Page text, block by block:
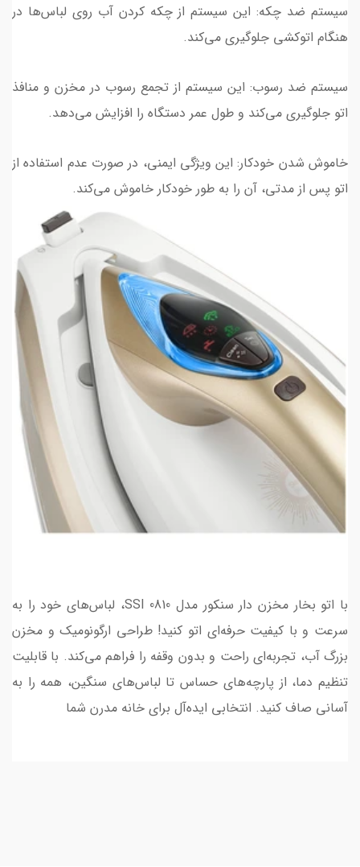
سیستم ضد چکه: این سیستم از چکه کردن آب روی لباس‌ها در
هنگام اتوکشی جلوگیری می‌کند.
سیستم ضد رسوب: این سیستم از تجمع رسوب در مخزن و منافذ
اتو جلوگیری می‌کند و طول عمر دستگاه را افزایش می‌دهد.
خاموش شدن خودکار: این ویژگی ایمنی، در صورت عدم استفاده از
اتو پس از مدتی، آن را به طور خودکار خاموش می‌کند.
با اتو بخار مخزن دار سنکور مدل SSI 0810، لباس‌های خود را به
سرعت و با کیفیت حرفه‌ای اتو کنید! طراحی ارگونومیک و مخزن
بزرگ آب، تجربه‌ای راحت و بدون وقفه را فراهم می‌کند. با قابلیت
تنظیم دما، از پارچه‌های حساس تا لباس‌های سنگین، همه را به
آسانی صاف کنید. انتخابی ایده‌آل برای خانه مدرن شما